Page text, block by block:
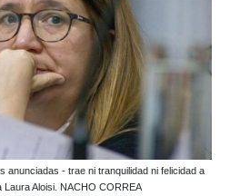
anunciadas - trae ni tranquilidad ni felicidad a
Laura Aloisi. NACHO CORREA